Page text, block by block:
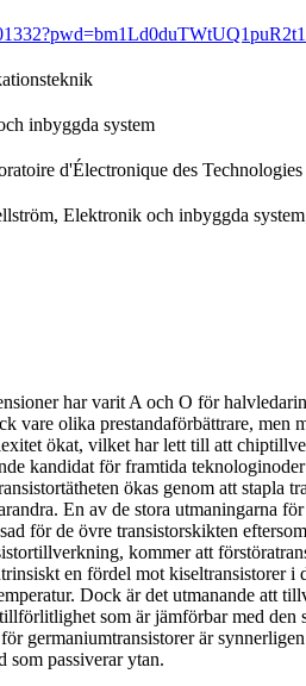
inbyggda system
d'Électronique des
Elektronik och inbyggda
har varit A och O för
vare olika prestandaförbättrare, men
ökat, vilket har lett till att
kandidat för framtida
ökas genom att stapla
En av de stora utmaningarna
för de övre transistorskikten
kommer att
en fördel mot kiseltransistorer i
Dock är det utmanande att
som är jämförbar med den
germaniumtransistorer är synnerligen
som passiverar ytan.